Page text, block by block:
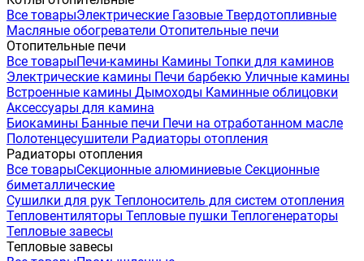
Все товарыЭлектрические Газовые Твердотопливные
Масляные обогреватели Отопительные печи
Отопительные печи
Все товарыПечи-камины Камины Топки для каминов
Электрические камины Печи барбекю Уличные камины
Встроенные камины Дымоходы Каминные облицовки
Аксессуары для камина
Биокамины Банные печи Печи на отработанном масле
Полотенцесушители Радиаторы отопления
Радиаторы отопления
Все товарыСекционные алюминиевые Секционные
биметаллические
Сушилки для рук Теплоноситель для систем отопления
Тепловентиляторы Тепловые пушки Теплогенераторы
Тепловые завесы
Тепловые завесы